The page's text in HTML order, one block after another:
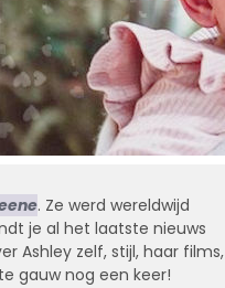
. Ze werd wereldwijd
je al het laatste nieuws
Ashley zelf, stijl, haar films,
gauw nog een keer!